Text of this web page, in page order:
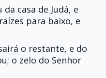
casa de Judá, e
para baixo, e
o restante, e do
o zelo do Senhor